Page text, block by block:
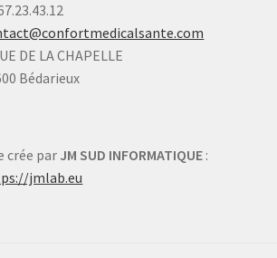
DE LA CHAPELLE
Bédarieux
crée par JM SUD INFORMATIQUE :
jmlab.eu